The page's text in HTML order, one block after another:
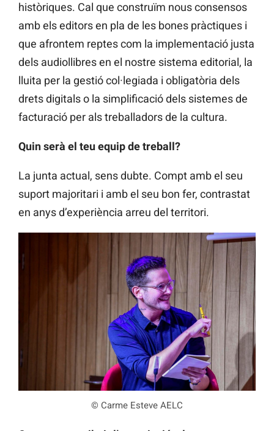
històriques. Cal que construïm nous consensos
amb els editors en pla de les bones pràctiques i
que afrontem reptes com la implementació justa
dels audiollibres en el nostre sistema editorial, la
lluita per la gestió col·legiada i obligatòria dels
drets digitals o la simplificació dels sistemes de
facturació per als treballadors de la cultura.
Quin serà el teu equip de treball?
La junta actual, sens dubte. Compt amb el seu
suport majoritari i amb el seu bon fer, contrastat
en anys d’experiència arreu del territori.
© Carme Esteve AELC